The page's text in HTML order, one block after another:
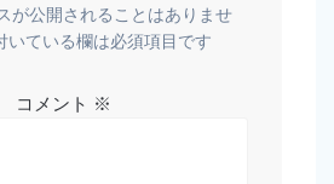
が公開されることはありませ
いている欄は必須項目です
コメント ※